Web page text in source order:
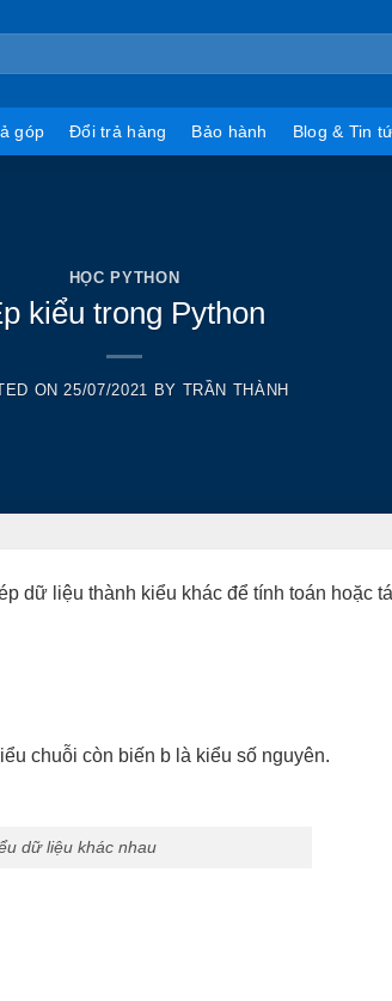
góp Đổi trả hàng Bảo hành Blog & Tin
HỌC PYTHON
kiểu trong Python
ON 25/07/2021 BY TRẦN THÀNH
dữ liệu thành kiểu khác để tính toán hoặc
chuỗi còn biến b là kiểu số nguyên.
dữ liệu khác nhau